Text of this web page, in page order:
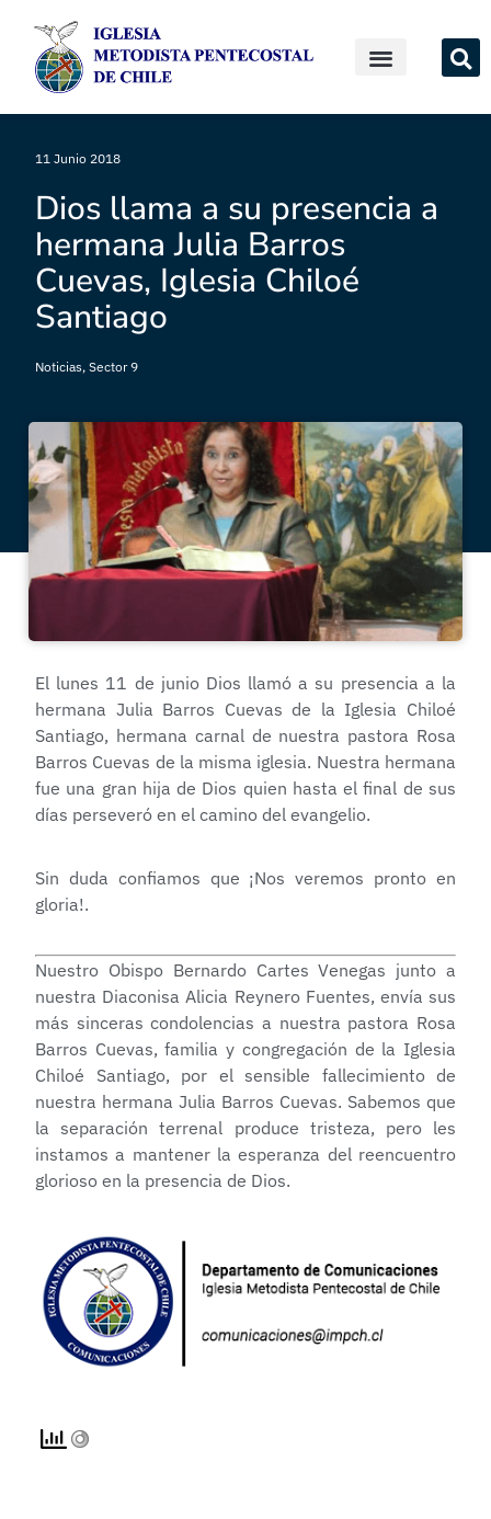
11 Junio 2018
Dios llama a su presencia a
hermana Julia Barros
Cuevas, Iglesia Chiloé
Santiago
Noticias, Sector 9
El lunes 11 de junio Dios llamó a su presencia a la
hermana Julia Barros Cuevas de la Iglesia Chiloé
Santiago, hermana carnal de nuestra pastora Rosa
Barros Cuevas de la misma iglesia. Nuestra hermana
fue una gran hija de Dios quien hasta el final de sus
días perseveró en el camino del evangelio.
Sin duda confiamos que ¡Nos veremos pronto en
gloria!.
Nuestro Obispo Bernardo Cartes Venegas junto a
nuestra Diaconisa Alicia Reynero Fuentes, envía sus
más sinceras condolencias a nuestra pastora Rosa
Barros Cuevas, familia y congregación de la Iglesia
Chiloé Santiago, por el sensible fallecimiento de
nuestra hermana Julia Barros Cuevas. Sabemos que
la separación terrenal produce tristeza, pero les
instamos a mantener la esperanza del reencuentro
glorioso en la presencia de Dios.